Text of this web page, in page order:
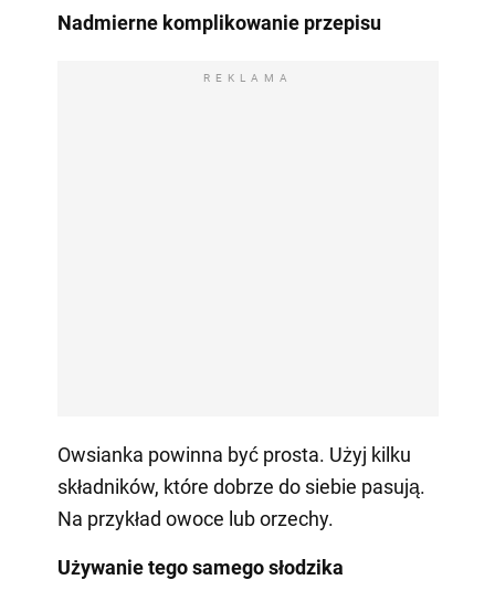
Nadmierne komplikowanie przepisu
REKLAMA
Owsianka powinna być prosta. Użyj kilku
składników, które dobrze do siebie pasują.
Na przykład owoce lub orzechy.
Używanie tego samego słodzika